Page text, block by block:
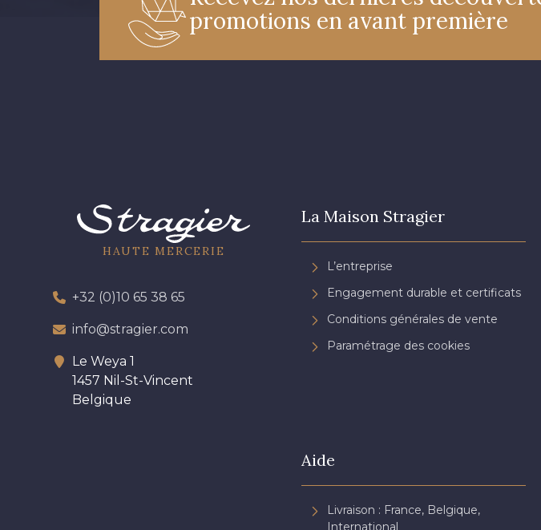
promotions en avant première
HAUTE MERCERIE
+32 (0)10 65 38 65
info@stragier.com
Le Weya 1
1457 Nil-St-Vincent
Belgique
La Maison Stragier
L’entreprise
Engagement durable et certificats
Conditions générales de vente
Paramétrage des cookies
Aide
Livraison : France, Belgique,
International